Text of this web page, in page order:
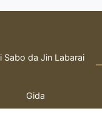
Sabo da Jin Labarai
Gida